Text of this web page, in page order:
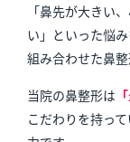
「鼻先が大きい
い」といった悩
組み合わせた鼻整
当院の鼻整形は
こだわりを持って